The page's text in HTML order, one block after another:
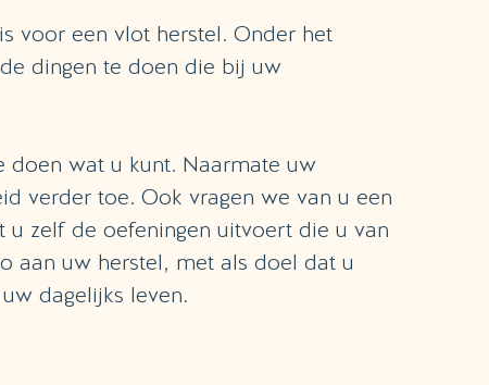
voor een vlot herstel. Onder het
dingen te doen die bij uw
wat u kunt. Naarmate uw
verder toe. Ook vragen we van u een
zelf de oefeningen uitvoert die u van
aan uw herstel, met als doel dat u
dagelijks leven.